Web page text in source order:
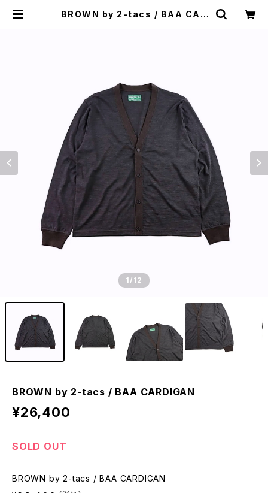
BROWN by 2-tacs / BAA CAR
1/12
BROWN by 2-tacs / BAA CARDIGAN
¥26,400
SOLD OUT
BROWN by 2-tacs / BAA CARDIGAN